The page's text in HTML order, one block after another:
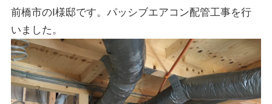
前橋市のI様邸です。パッシブエアコン配管工事を行
いました。